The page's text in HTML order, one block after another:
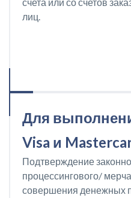
лиц.
Для
Visa и
Подтверждение
процессингового/
совершения денежных